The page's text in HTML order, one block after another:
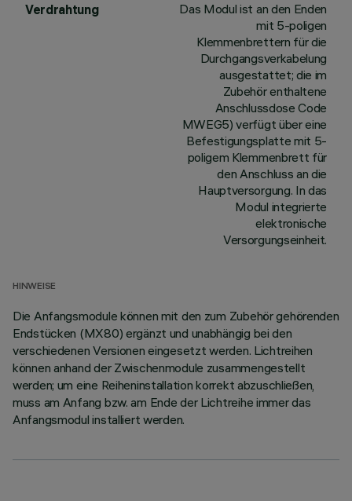
Verdrahtung
Das Modul ist an den Enden
mit 5-poligen
Klemmenbrettern für die
Durchgangsverkabelung
ausgestattet; die im
Zubehör enthaltene
Anschlussdose Code
MWEG5) verfügt über eine
Befestigungsplatte mit 5-
poligem Klemmenbrett für
den Anschluss an die
Hauptversorgung. In das
Modul integrierte
elektronische
Versorgungseinheit.
HINWEISE
Die Anfangsmodule können mit den zum Zubehör gehörenden
Endstücken (MX80) ergänzt und unabhängig bei den
verschiedenen Versionen eingesetzt werden. Lichtreihen
können anhand der Zwischenmodule zusammengestellt
werden; um eine Reiheninstallation korrekt abzuschließen,
muss am Anfang bzw. am Ende der Lichtreihe immer das
Anfangsmodul installiert werden.